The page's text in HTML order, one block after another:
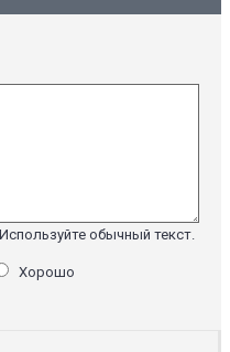
обычный текст.
Хорошо